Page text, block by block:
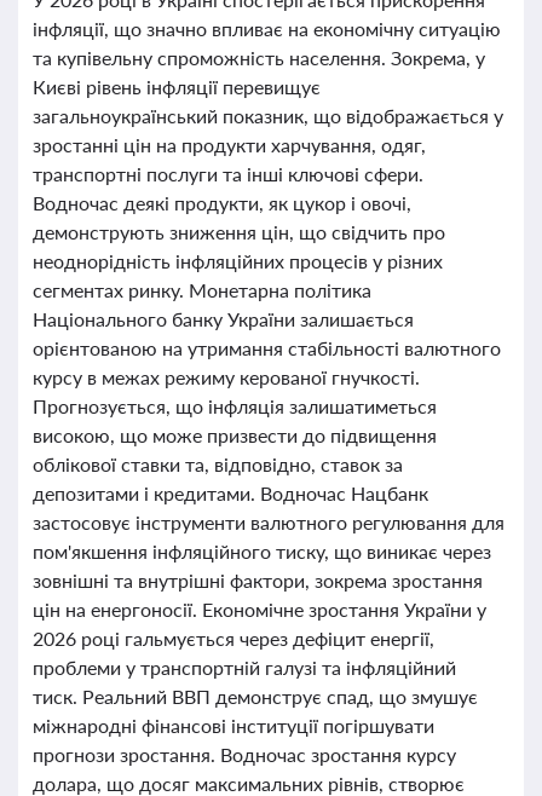
інфляції, що значно впливає на економічну ситуацію
та купівельну спроможність населення. Зокрема, у
Києві рівень інфляції перевищує
загальноукраїнський показник, що відображається у
зростанні цін на продукти харчування, одяг,
транспортні послуги та інші ключові сфери.
Водночас деякі продукти, як цукор і овочі,
демонструють зниження цін, що свідчить про
неоднорідність інфляційних процесів у різних
сегментах ринку. Монетарна політика
Національного банку України залишається
орієнтованою на утримання стабільності валютного
курсу в межах режиму керованої гнучкості.
Прогнозується, що інфляція залишатиметься
високою, що може призвести до підвищення
облікової ставки та, відповідно, ставок за
депозитами і кредитами. Водночас Нацбанк
застосовує інструменти валютного регулювання для
пом'якшення інфляційного тиску, що виникає через
зовнішні та внутрішні фактори, зокрема зростання
цін на енергоносії. Економічне зростання України у
2026 році гальмується через дефіцит енергії,
проблеми у транспортній галузі та інфляційний
тиск. Реальний ВВП демонструє спад, що змушує
міжнародні фінансові інституції погіршувати
прогнози зростання. Водночас зростання курсу
долара, що досяг максимальних рівнів, створює